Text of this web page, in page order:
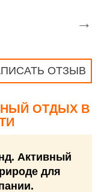
→
ОТЗЫВ
ОТДЫХ В
Активный
для